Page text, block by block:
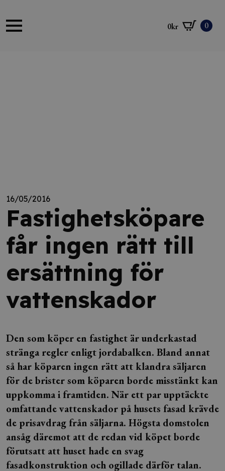
0kr 0
16/05/2016
Fastighetsköpare
får ingen rätt till
ersättning för
vattenskador
Den som köper en fastighet är underkastad
stränga regler enligt jordabalken. Bland annat
så har köparen ingen rätt att klandra säljaren
för de brister som köparen borde misstänkt kan
uppkomma i framtiden. När ett par upptäckte
omfattande vattenskador på husets fasad krävde
de prisavdrag från säljarna. Högsta domstolen
ansåg däremot att de redan vid köpet borde
förutsatt att huset hade en svag
fasadkonstruktion och ogillade därför talan.